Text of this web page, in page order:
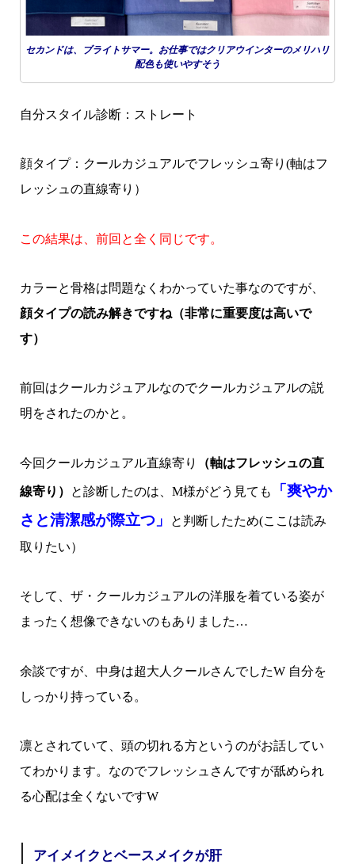
セカンドは、ブライトサマー。お仕事ではクリアウインターのメリハリ
配色も使いやすそう
自分スタイル診断：ストレート
顔タイプ：クールカジュアルでフレッシュ寄り(軸はフ
レッシュの直線寄り）
この結果は、前回と全く同じです。
カラーと骨格は問題なくわかっていた事なのですが、
顔タイプの読み解きですね（非常に重要度は高いで
す）
前回はクールカジュアルなのでクールカジュアルの説
明をされたのかと。
今回クールカジュアル直線寄り （軸はフレッシュの直
線寄り） と診断したのは、M様がどう見ても
「爽やか
さと清潔感が際立つ」
と判断したため(ここは読み
取りたい）
そして、ザ・クールカジュアルの洋服を着ている姿が
まったく想像できないのもありました…
余談ですが、中身は超大人クールさんでしたW 自分を
しっかり持っている。
凛とされていて、頭の切れる方というのがお話してい
てわかります。なのでフレッシュさんですが舐められ
る心配は全くないですW
アイメイクとベースメイクが肝